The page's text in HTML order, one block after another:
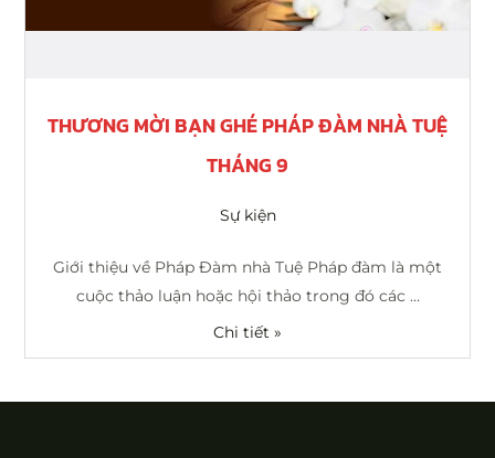
THƯƠNG MỜI BẠN GHÉ PHÁP ĐÀM NHÀ TUỆ
THÁNG 9
Sự kiện
Giới thiệu về Pháp Đàm nhà Tuệ Pháp đàm là một
cuộc thảo luận hoặc hội thảo trong đó các …
Chi tiết »